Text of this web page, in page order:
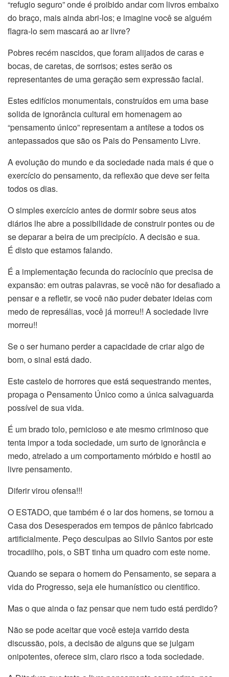
“refugio seguro” onde é proibido andar com livros embaixo
do braço, mais ainda abri-los; e imagine você se alguém
flagra-lo sem mascará ao ar livre?
Pobres recém nascidos, que foram alijados de caras e
bocas, de caretas, de sorrisos; estes serão os
representantes de uma geração sem expressão facial.
Estes edifícios monumentais, construídos em uma base
solida de ignorância cultural em homenagem ao
“pensamento único” representam a antítese a todos os
antepassados que são os Pais do Pensamento Livre.
A evolução do mundo e da sociedade nada mais é que o
exercício do pensamento, da reflexão que deve ser feita
todos os dias.
O simples exercício antes de dormir sobre seus atos
diários lhe abre a possibilidade de construir pontes ou de
se deparar a beira de um precipício. A decisão e sua.
É disto que estamos falando.
É a implementação fecunda do raciocínio que precisa de
expansão: em outras palavras, se você não for desafiado a
pensar e a refletir, se você não puder debater ideias com
medo de represálias, você já morreu!! A sociedade livre
morreu!!
Se o ser humano perder a capacidade de criar algo de
bom, o sinal está dado.
Este castelo de horrores que está sequestrando mentes,
propaga o Pensamento Único como a única salvaguarda
possível de sua vida.
É um brado tolo, pernicioso e ate mesmo criminoso que
tenta impor a toda sociedade, um surto de ignorância e
medo, atrelado a um comportamento mórbido e hostil ao
livre pensamento.
Diferir virou ofensa!!!
O ESTADO, que também é o lar dos homens, se tornou a
Casa dos Desesperados em tempos de pânico fabricado
artificialmente. Peço desculpas ao Silvio Santos por este
trocadilho, pois, o SBT tinha um quadro com este nome.
Quando se separa o homem do Pensamento, se separa a
vida do Progresso, seja ele humanístico ou cientifico.
Mas o que ainda o faz pensar que nem tudo está perdido?
Não se pode aceitar que você esteja varrido desta
discussão, pois, a decisão de alguns que se julgam
onipotentes, oferece sim, claro risco a toda sociedade.